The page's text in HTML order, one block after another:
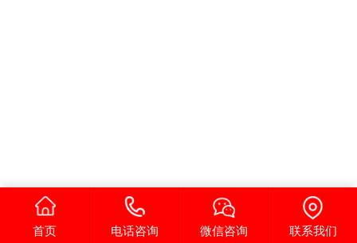
首页 电话咨询 微信咨询 联系我们